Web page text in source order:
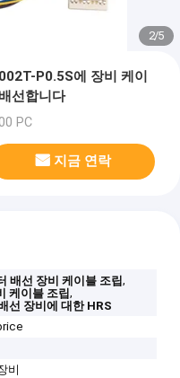
2/5
P0.5S에 장비 케이
선합니다
PC
지금 연락
배선 장비 케이블 조립,
케이블 조립,
선 장비에 대한 HRS
비